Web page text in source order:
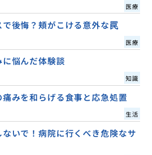
医療
後悔？頬がこける意外な罠
医療
悩んだ体験談
知識
みを和らげる食事と応急処置
生活
いで！病院に行くべき危険なサ